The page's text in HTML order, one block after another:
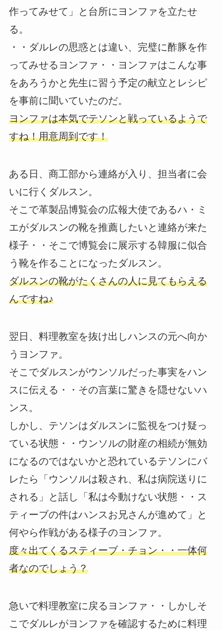
作ってみせて」と台所にヨンファを立たせ
る。
・・ダルレの思惑とは違い、完璧に酢豚を作
ってみせるヨンファ・・ヨンファはこんな事
をあろうかと先生に習う予定の献立とレシピ
を事前に聞いていたのだ。
ヨンファは本気でテソンと戦っているようで
すね！用意周到です！
ある日、商工部から連絡が入り、担当者に会
いに行くダルスン。
そこで革製品博覧会の広報大使であるハ・ミ
エがダルスンの靴を推薦したいと連絡が来た
様子・・そこで博覧会に展示する韓服に似合
う靴を作ることになったダルスン。
ダルスンの靴がたくさんの人に見てもらえる
んですね♪
翌日、料理教室を抜け出しハンスの元へ向か
うヨンファ。
そこでダルスンがウンソルだった事実をハン
スに伝える・・その言葉に驚きを隠せないハ
ンス。
しかし、テソンはダルスンに監視をつけ疑っ
ている状態・・ウンソルの財産の相続が無効
になるのではないかと恐れているテソンにバ
レたら「ウンソルは殺され、私は病院送りに
される」と話し「私は今動けない状態・・ス
ティーブの件はハンスお兄さんが進めて」と
何やら作戦がある様子のヨンファ。
度々出てくるスティーブ・チョン・・一体何
者なのでしょう？
急いで料理教室に戻るヨンファ・・しかしそ
こでダルレがヨンファを確認するために料理